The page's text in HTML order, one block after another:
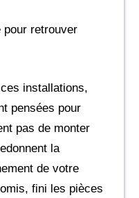
pour retrouver
installations,
pensées pour
pas de monter
la
de votre
fini les pièces